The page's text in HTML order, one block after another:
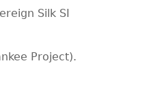
Silk SI
Project).